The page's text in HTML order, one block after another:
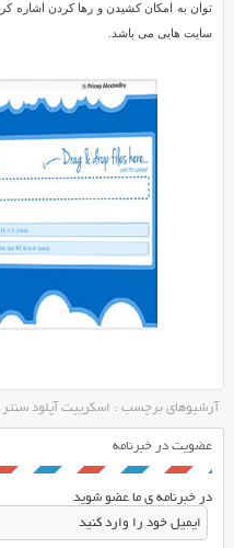
توان به امکان کشیدن و رها کردن اشاره
سایت هایی می باشد.
آرشیوهای برچسب : اسکریپت آپلود سنتر PHP Multiple File Uploader
عضویت در خبرنامه
در خبرنامه ی ما عضو شوید